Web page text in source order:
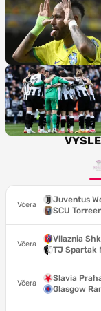
Včera
Juventus
SCU
Včera
Vllaznia
TJ Spartak
Včera
Slavia
Glasgow